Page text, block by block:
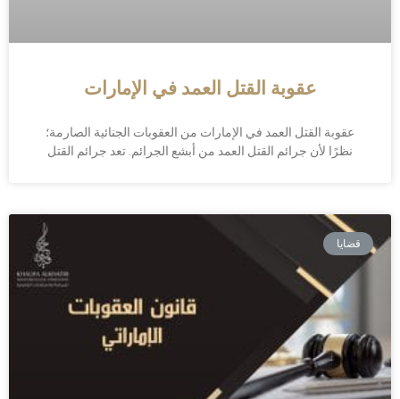
عقوبة القتل العمد في الإمارات
عقوبة القتل العمد في الإمارات من العقوبات الجنائية الصارمة؛
نظرًا لأن جرائم القتل العمد من أبشع الجرائم. تعد جرائم القتل
قضايا